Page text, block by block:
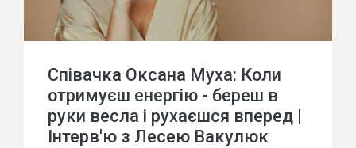
Співачка Оксана Муха: Коли
отримуєш енергію - береш в
руки весла і рухаєшся вперед |
Інтерв'ю з Лесею Вакулюк